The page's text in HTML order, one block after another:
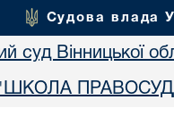
Судова влада
суд Вінницької
"ШКОЛА